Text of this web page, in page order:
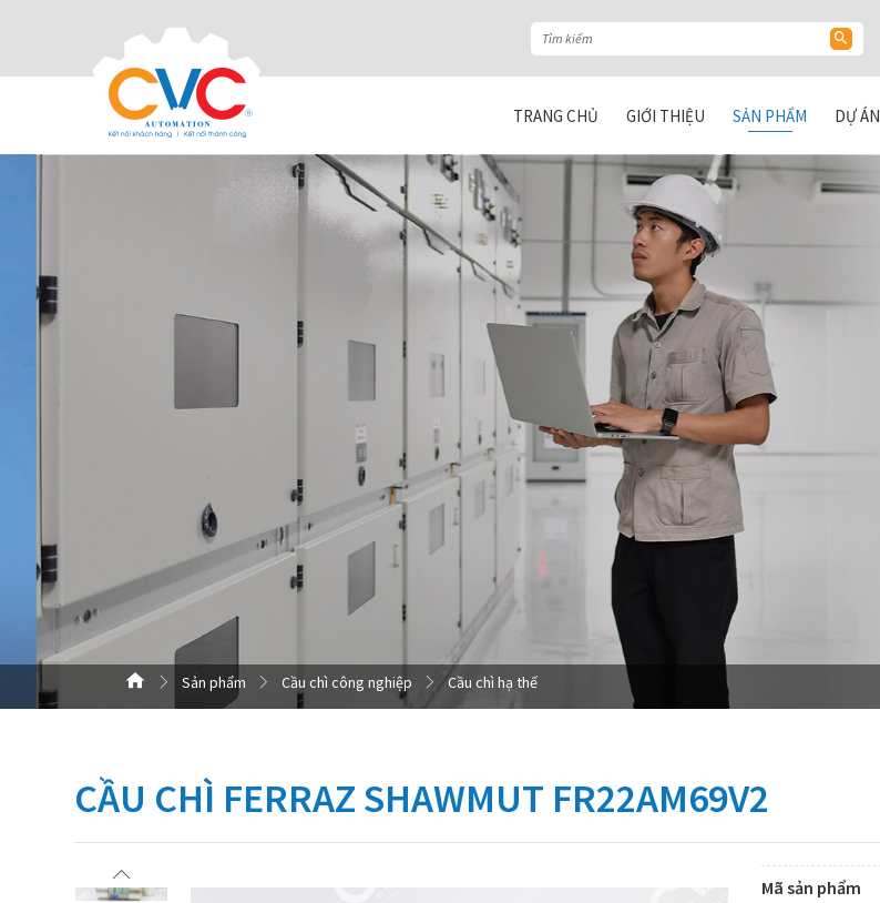
TRANG CHỦ GIỚI THIỆU SẢN PHẨM DỰ ÁN
PROTECT THE SAFETY OF ELECTRICAL CABINETS
Sản phẩm Cầu chì công nghiệp Cầu chì hạ thế
CẦU CHÌ FERRAZ SHAWMUT FR22AM69V2
Mã sản phẩm